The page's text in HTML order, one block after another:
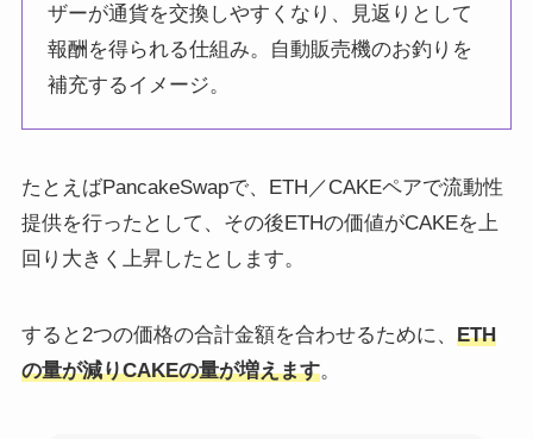
ザーが通貨を交換しやすくなり、見返りとして
報酬を得られる仕組み。自動販売機のお釣りを
補充するイメージ。
たとえばPancakeSwapで、ETH／CAKEペアで流動性
提供を行ったとして、その後ETHの価値がCAKEを上
回り大きく上昇したとします。
すると2つの価格の合計金額を合わせるために、 ETH
の量が減りCAKEの量が増えます。